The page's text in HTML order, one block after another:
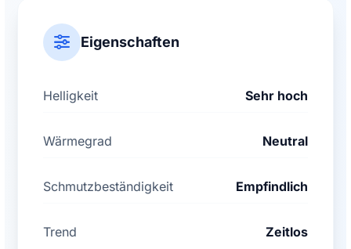
Eigenschaften
Helligkeit Sehr hoch
Wärmegrad Neutral
Schmutzbeständigkeit Empfindlich
Trend Zeitlos